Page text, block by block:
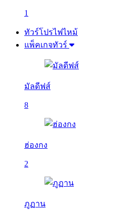
1
ทัวร์โปรไฟไหม้
แพ็คเกจทัวร์
มัลดีฟส์
8
ฮ่องกง
2
ภูฏาน